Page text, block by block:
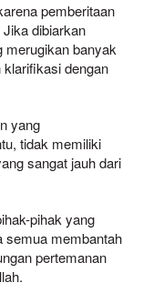
pemberitaan
dibiarkan
merugikan banyak
klarifikasi dengan
yang
tidak memiliki
sangat jauh dari
pihak yang
semua membantah
pertemanan